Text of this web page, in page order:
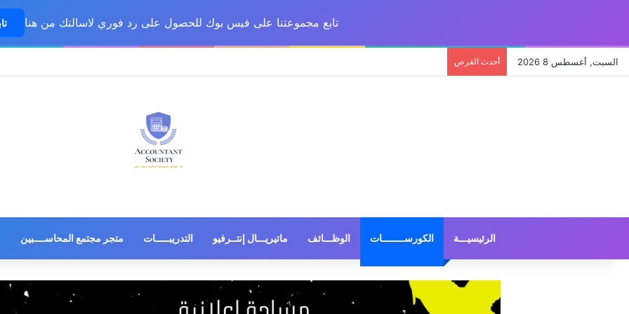
تابع مجموعتنا على فيس بوك للحصول على رد فوري لاسالتك من هنا
السبت, أغسطس 8 2026 أحدث الفرص
الرئيسيـــة الكورســــــــات الوظـــائف ماتيريـــال إنتــرفيو التدريبـــــات متجر مجتمع المحاســــبين